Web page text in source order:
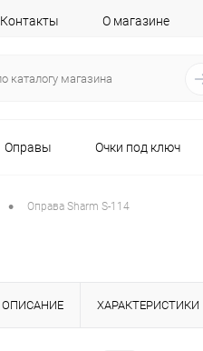
Контакты О магазине
Оправы Очки под ключ
• Оправа Sharm S-114
ОПИСАНИЕ ХАРАКТЕРИСТИКИ